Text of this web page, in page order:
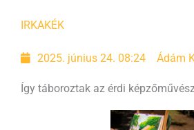
IRKAKÉK
2025. június 24. 08:24 Ádám
Így táboroztak az érdi